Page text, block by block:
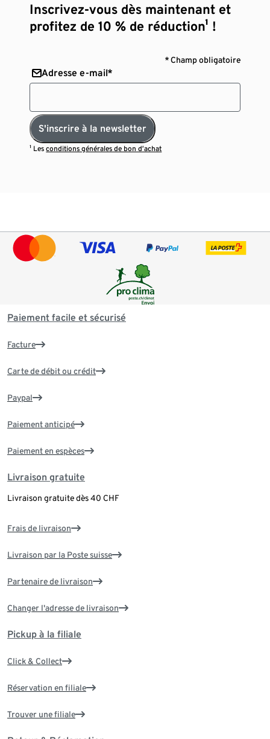
Inscrivez-vous dès maintenant et
profitez de 10 % de réduction¹ !
* Champ obligatoire
Adresse e-mail*
S'inscrire à la newsletter
¹ Lesconditions générales de bon d’achat
Paiement facile et sécurisé
Facture
Carte de débit ou crédit
Paypal
Paiement anticipé
Paiement en espèces
Livraison gratuite
Livraison gratuite dès 40 CHF
Frais de livraison
Livraison par la Poste suisse
Partenaire de livraison
Changer l'adresse de livraison
Pickup à la filiale
Click & Collect
Réservation en filiale
Trouver une filiale